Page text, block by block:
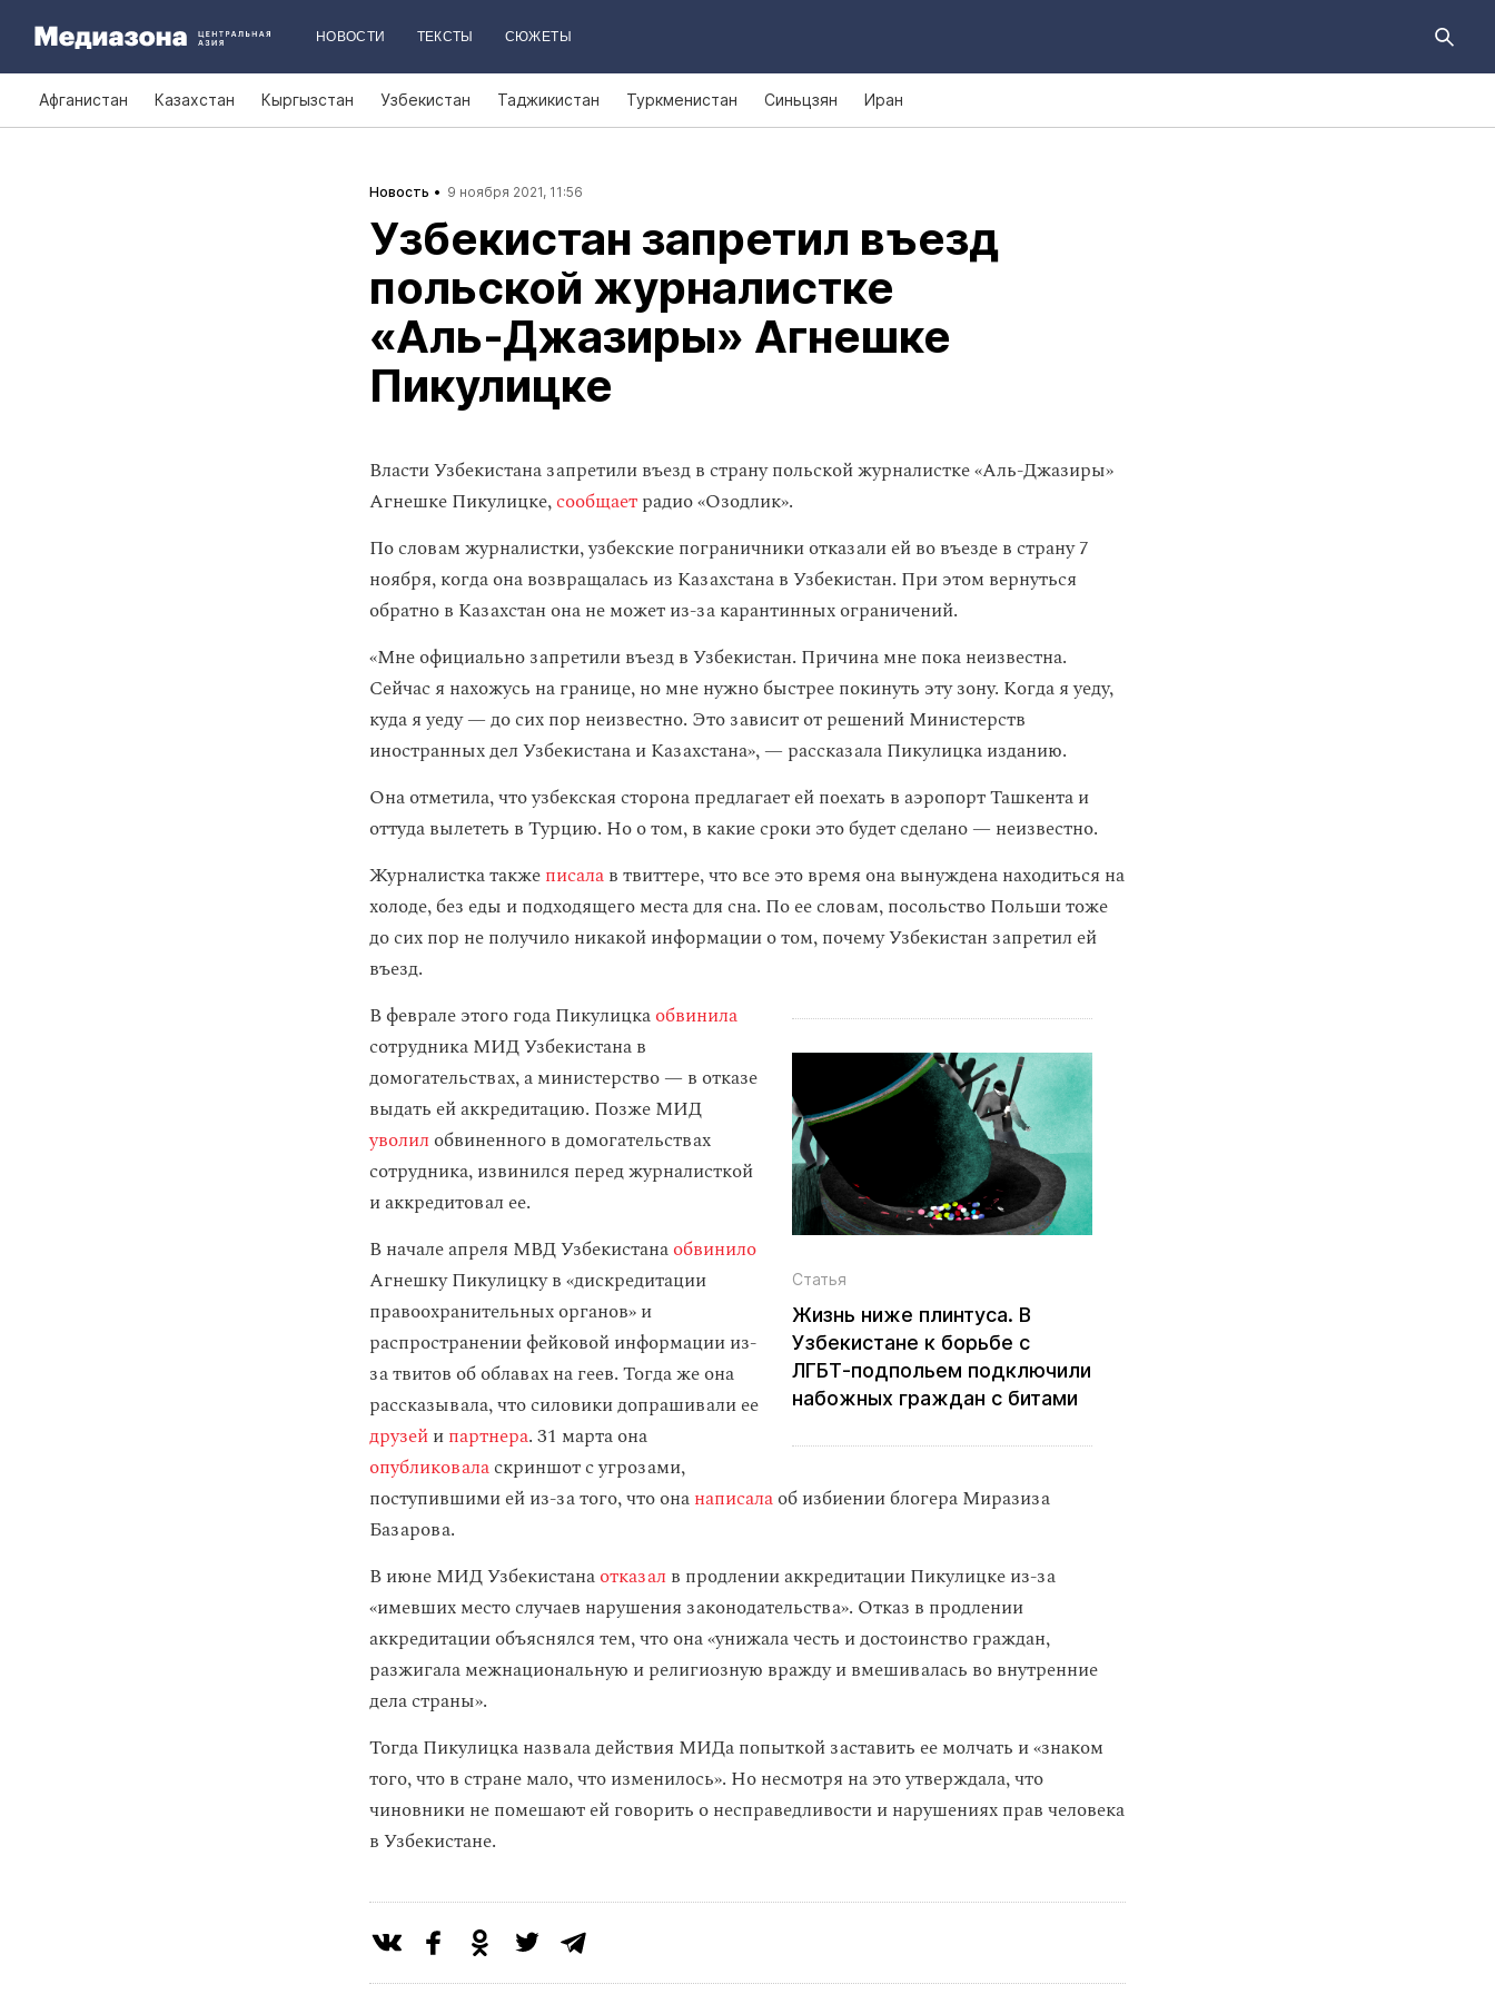
НОВОСТИ ТЕКСТЫ СЮЖЕТЫ
Афганистан Казахстан Кыргызстан Узбекистан Таджикистан Туркменистан Синьцзян Иран
Новость 9 ноября 2021, 11:56
Узбекистан запретил въезд
польской журналистке
«Аль‑Джазиры» Агнешке
Пикулицке
Власти Узбекистана запретили въезд в страну польской журналистке «Аль-Джазиры»
Агнешке Пикулицке,сообщаетрадио «Озодлик».
По словам журналистки, узбекские пограничники отказали ей во въезде в страну 7
ноября, когда она возвращалась из Казахстана в Узбекистан. При этом вернуться
обратно в Казахстан она не может из-за карантинных ограничений.
«Мне официально запретили въезд в Узбекистан. Причина мне пока неизвестна.
Сейчас я нахожусь на границе, но мне нужно быстрее покинуть эту зону. Когда я уеду,
куда я уеду — до сих пор неизвестно. Это зависит от решений Министерств
иностранных дел Узбекистана и Казахстана», — рассказала Пикулицка изданию.
Она отметила, что узбекская сторона предлагает ей поехать в аэропорт Ташкента и
оттуда вылететь в Турцию. Но о том, в какие сроки это будет сделано — неизвестно.
Журналистка такжеписалав твиттере, что все это время она вынуждена находиться на
холоде, без еды и подходящего места для сна. По ее словам, посольство Польши тоже
до сих пор не получило никакой информации о том, почему Узбекистан запретил ей
въезд.
Статья
Жизнь ниже плинтуса. В
Узбекистане к борьбе с
ЛГБТ‑подпольем подключили
набожных граждан с битами
В феврале этого года Пикулицкаобвинила
сотрудника МИД Узбекистана в
домогательствах, а министерство — в отказе
выдать ей аккредитацию. Позже МИД
уволил обвиненного в домогательствах
сотрудника, извинился перед журналисткой
и аккредитовал ее.
В начале апреля МВД Узбекистанаобвинило
Агнешку Пикулицку в «дискредитации
правоохранительных органов» и
распространении фейковой информации из-
за твитов об облавах на геев. Тогда же она
рассказывала, что силовики допрашивали ее
друзейипартнера. 31 марта она
опубликоваласкриншот с угрозами,
поступившими ей из-за того, что онанаписалаоб избиении блогера Миразиза
Базарова.
В июне МИД Узбекистанаотказал в продлении аккредитации Пикулицке из-за
«имевших место случаев нарушения законодательства». Отказ в продлении
аккредитации объяснялся тем, что она «унижала честь и достоинство граждан,
разжигала межнациональную и религиозную вражду и вмешивалась во внутренние
дела страны».
Тогда Пикулицка назвала действия МИДа попыткой заставить ее молчать и «знаком
того, что в стране мало, что изменилось». Но несмотря на это утверждала, что
чиновники не помешают ей говорить о несправедливости и нарушениях прав человека
в Узбекистане.